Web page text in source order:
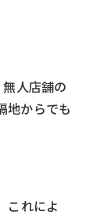
人店舗の
地からでも
これによ